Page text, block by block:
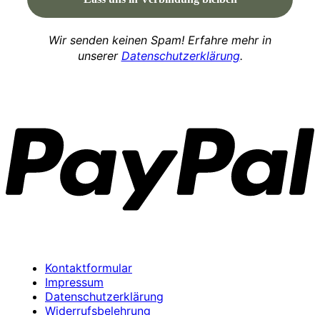
Wir senden keinen Spam! Erfahre mehr in
unserer Datenschutzerklärung.
Kontaktformular
Impressum
Datenschutzerklärung
Widerrufsbelehrung